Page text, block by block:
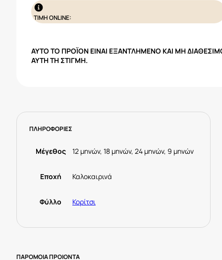
ΤΙΜΗ ONLINE:
ΑΥΤΌ ΤΟ ΠΡΟΪΌΝ ΕΊΝΑΙ ΕΞΑΝΤΛΗΜΈΝΟ ΚΑΙ ΜΗ
ΑΥΤΉ ΤΗ ΣΤΙΓΜΉ.
ΠΛΗΡΟΦΟΡΙΕΣ
Μέγεθος 12 μηνών, 18 μηνών, 24 μηνών, 9 μηνών
Εποχή Καλοκαιρινά
Φύλλο Κορίτσι
ΠΑΡΟΜΟΙΑ ΠΡΟΙΟΝΤΑ